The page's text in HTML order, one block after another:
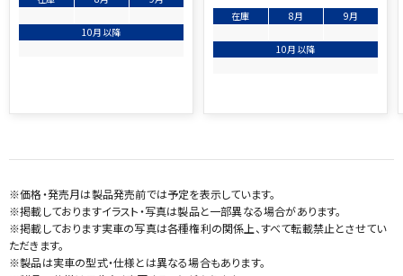
10月以降
在庫
8月 9月
10月以降
※価格・発売月は製品発売前では予定を表示しています。
※掲載しておりますイラスト・写真は製品と一部異なる場合があります。
※掲載しております実車の写真は各種権利の関係上、すべて転載禁止とさせてい
ただきます。
※製品は実車の型式・仕様とは異なる場合もあります。